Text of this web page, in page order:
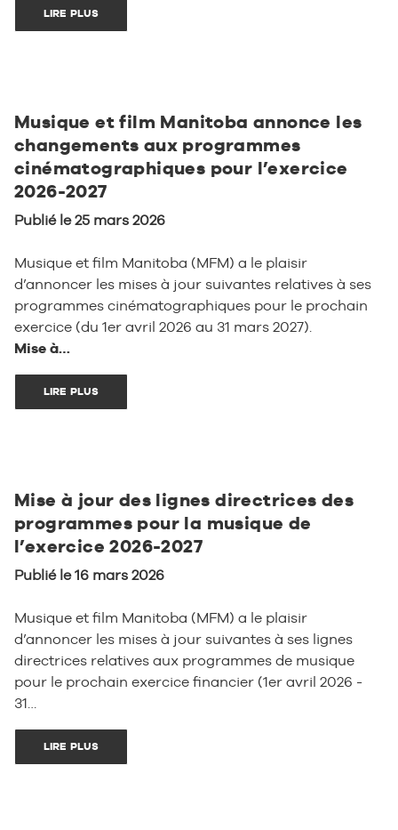
LIRE PLUS
Musique et film Manitoba annonce les
changements aux programmes
cinématographiques pour l’exercice
2026-2027
Publié le 25 mars 2026
Musique et film Manitoba (MFM) a le plaisir
d’annoncer les mises à jour suivantes relatives à ses
programmes cinématographiques pour le prochain
exercice (du 1er avril 2026 au 31 mars 2027).
Mise à…
LIRE PLUS
Mise à jour des lignes directrices des
programmes pour la musique de
l’exercice 2026-2027
Publié le 16 mars 2026
Musique et film Manitoba (MFM) a le plaisir
d’annoncer les mises à jour suivantes à ses lignes
directrices relatives aux programmes de musique
pour le prochain exercice financier (1er avril 2026 -
31…
LIRE PLUS